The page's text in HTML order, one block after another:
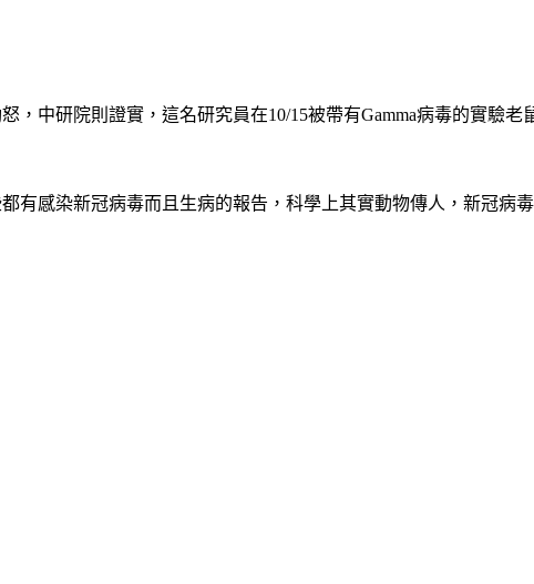
中研院則證實，這名研究員在10/15被帶有Gamma病毒的實驗
感染新冠病毒而且生病的報告，科學上其實動物傳人，新冠病毒